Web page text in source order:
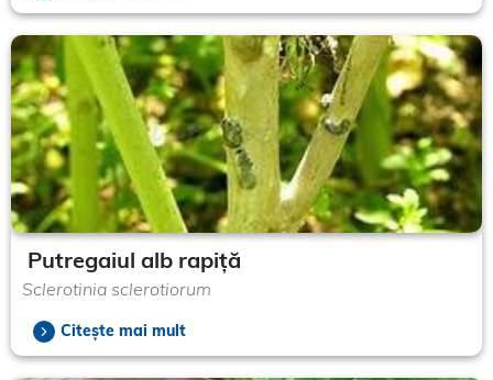
Putregaiul alb rapiță
Sclerotinia sclerotiorum
Citește mai mult